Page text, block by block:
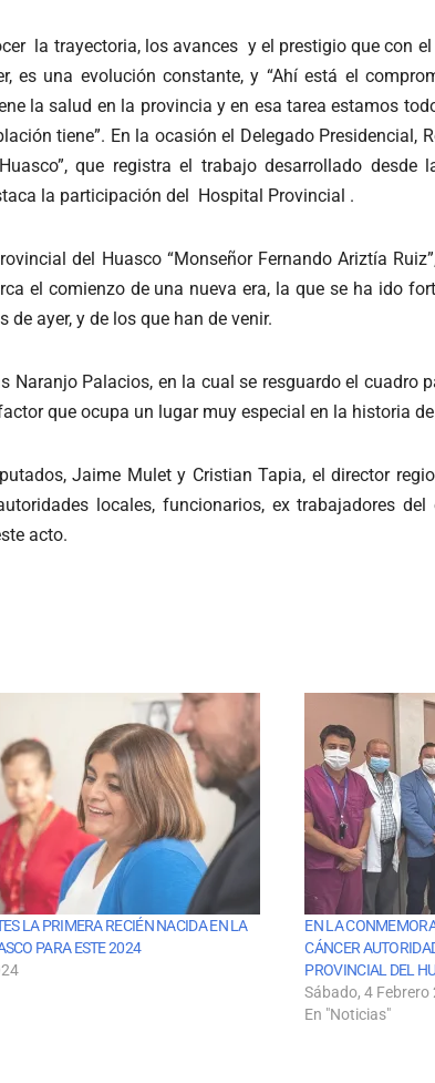
la trayectoria, los avances y el prestigio que con
una evolución constante, y “Ahí está el
la salud en la provincia y en esa tarea estamos
tiene”. En la ocasión el Delegado Presidencial,
que registra el trabajo desarrollado
la participación del Hospital Provincial .
del Huasco “Monseñor Fernando Ariztía
el comienzo de una nueva era, la que se ha ido
ayer, y de los que han de venir.
Palacios, en la cual se resguardo el cuadro
que ocupa un lugar muy especial en la historia
Jaime Mulet y Cristian Tapia, el director
locales, funcionarios, ex trabajadores
acto.
LA PRIMERA RECIÉN NACIDA EN LA
PARA ESTE 2024
EN LA
CÁNCER
PROVINCIAL DEL
Sábado, 4 Febrero
En "Noticias"